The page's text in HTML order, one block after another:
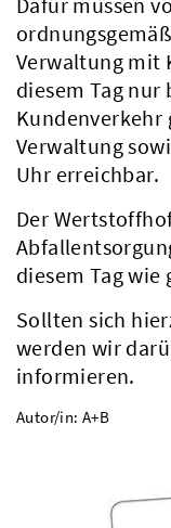
Verwaltung mit
diesem Tag nur
Kundenverkehr
Verwaltung
Uhr erreichbar.
Der
diesem Tag
Sollten sich
werden wir
informieren.
Autor/in: A+B